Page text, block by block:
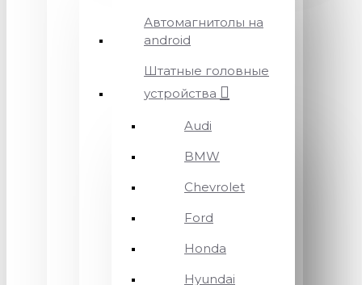
Автомагнитолы на
android
Штатные головные
устройства
Audi
BMW
Chevrolet
Ford
Honda
Hyundai